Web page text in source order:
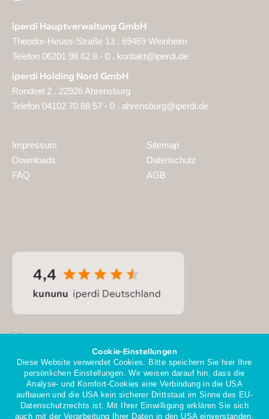
Cookie-Einstellungen
Diese Website verwendet Cookies. Bitte speichern Sie hier Ihre
persönlichen Einstellungen. Wir weisen darauf hin, dass die
Analyse- und Komfort-Cookies eine Verbindung in die USA
aufbauen und die USA kein sicherer Drittstaat im Sinne des EU-
Datenschutzrechts ist. Mit Ihrer Einwilligung erklären Sie sich
auch mit der Verarbeitung Ihrer Daten in den USA einverstanden.
iperdi Hauptverwaltung GmbH
Theodor-Heuss-Straße 13 . 69469 Weinheim
Telefon 06201 98 62 8 - 0 . kontakt@iperdi.de
iperdi Holding Nord GmbH
Rondeel 2 . 22926 Ahrensburg
Telefon 04102 70 88 57 - 0 . ahrensburg@iperdi.de
Impressum
Downloads
FAQ
Sitemap
Datenschutz
AGB
Mitglied im Gesamtverband